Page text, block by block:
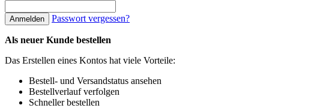
Anmelden Passwort vergessen?
Als neuer Kunde bestellen
Das Erstellen eines Kontos hat viele Vorteile:
Bestell- und Versandstatus ansehen
Bestellverlauf verfolgen
Schneller bestellen